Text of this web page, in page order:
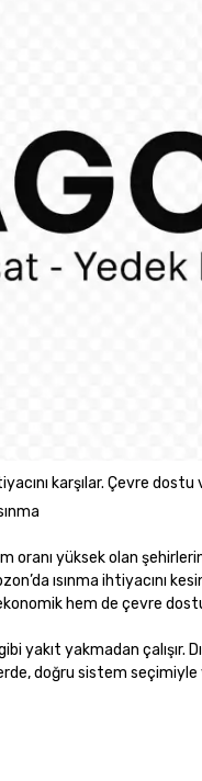
karşılar. Çevre
yüksek olan
ısınma ihtiyacını
hem de çevre
yakıt yakmadan çalışır.
doğru sistem